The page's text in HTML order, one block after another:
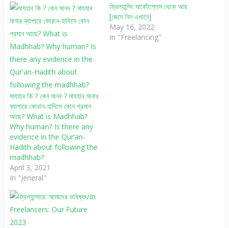
মাযহাব কি ? কেন মানব ? মাযহাব মানার
ব্যাপারে কোরান-হাদিসে কোন প্রমান
আছে? What is Madhhab?
Why human? Is there any
evidence in the Qur’an-
Hadith about following the
madhhab?
April 3, 2021
In "Jeneral"
ফ্রিল্যান্সিং মার্কেটপ্লেস থেকে আয়
[জেনে নিন এখানে]
May 16, 2022
In "Freelancing"